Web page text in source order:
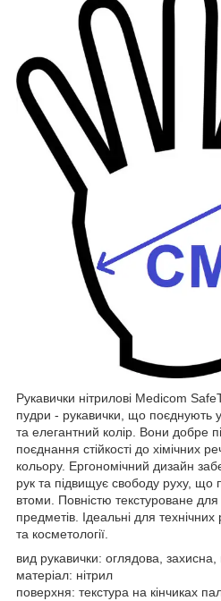
Рукавички нітрилові Medicom
пудри - рукавички, що поєднують у
та елегантний колір. Вони добре
поєднання стійкості до хімічних
кольору. Ергономічний дизайн
рук та підвищує свободу руху, що
втоми. Повністю текстуроване
предметів. Ідеальні для
та косметології.
вид рукавички: оглядова,
матеріал: нітрил
поверхня: текстура на кінчиках